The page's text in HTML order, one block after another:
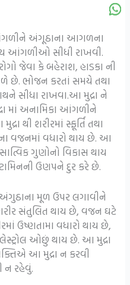
અંગૂઠાના આગળના
આંગળીઓ સીધી રાખવી.
જેવા કે બહેરાશ, હાડકા ની
છે. ભોજન કરતાં સમયે તથા
સીધા રાખવા.આ મુદ્રા ને
માં અનામિકા આંગળીને
થી શરીરમાં સ્ફૂર્તિ તથા
વજનમાં વધારો થાય છે. આ
ગુણોનો વિકાસ થાય
ઉણપને દુર કરે છે.
મૂળ ઉપર લગાવીને
સંતુલિત થાય છે, વજન ઘટે
ઉષ્ણતામા વધારો થાય છે,
ઓછું થાય છે. આ મુદ્રા
આ મુદ્રા ન કરવી
ન રહેવું.